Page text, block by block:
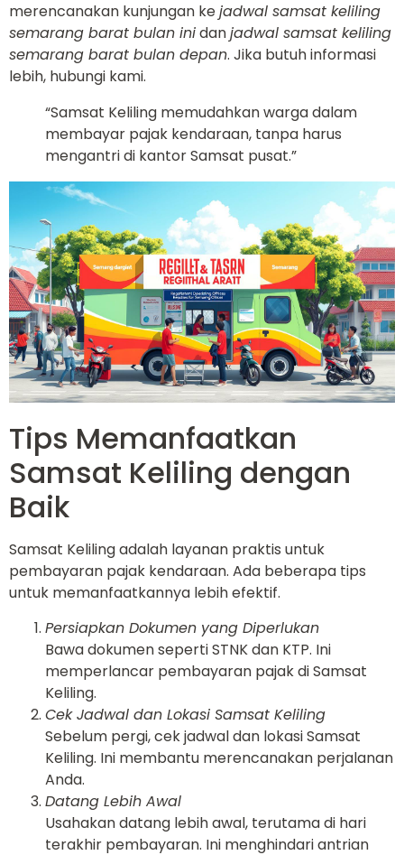
merencanakan kunjungan kejadwal samsat keliling
semarang barat bulan inidanjadwal samsat keliling
semarang barat bulan depan. Jika butuh informasi
lebih, hubungi kami.
“Samsat Keliling memudahkan warga dalam
membayar pajak kendaraan, tanpa harus
mengantri di kantor Samsat pusat.”
Tips Memanfaatkan
Samsat Keliling dengan
Baik
Samsat Keliling adalah layanan praktis untuk
pembayaran pajak kendaraan. Ada beberapa tips
untuk memanfaatkannya lebih efektif.
Persiapkan Dokumen yang Diperlukan
Bawa dokumen seperti STNK dan KTP. Ini
memperlancar pembayaran pajak di Samsat
Keliling.
Cek Jadwal dan Lokasi Samsat Keliling
Sebelum pergi, cek jadwal dan lokasi Samsat
Keliling. Ini membantu merencanakan perjalanan
Anda.
Datang Lebih Awal
Usahakan datang lebih awal, terutama di hari
terakhir pembayaran. Ini menghindari antrian